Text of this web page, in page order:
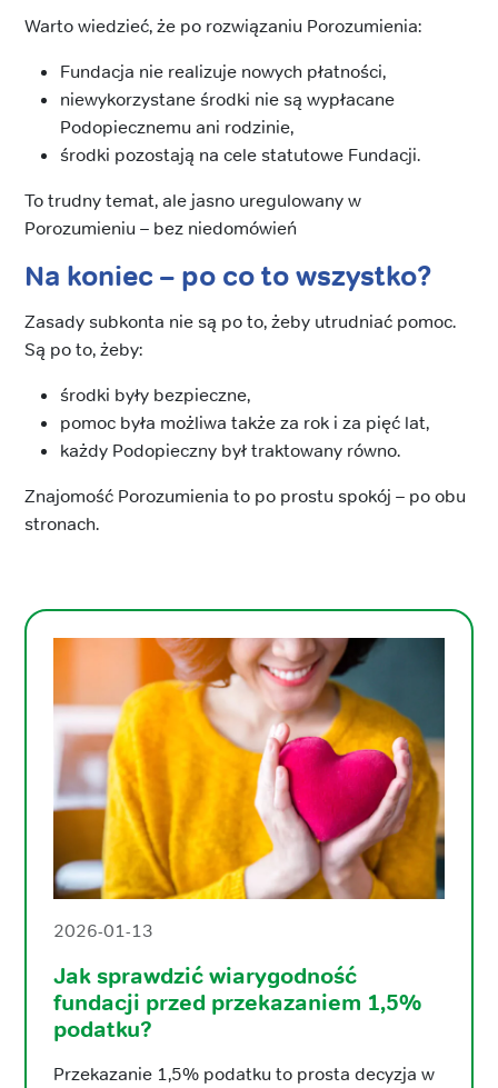
Warto wiedzieć, że po rozwiązaniu Porozumienia:
Fundacja nie realizuje nowych płatności,
niewykorzystane środki nie są wypłacane
Podopiecznemu ani rodzinie,
środki pozostają na cele statutowe Fundacji.
To trudny temat, ale jasno uregulowany w
Porozumieniu – bez niedomówień
Na koniec – po co to wszystko?
Zasady subkonta nie są po to, żeby utrudniać pomoc.
Są po to, żeby:
środki były bezpieczne,
pomoc była możliwa także za rok i za pięć lat,
każdy Podopieczny był traktowany równo.
Znajomość Porozumienia to po prostu spokój – po obu
stronach.
2026-01-13
Jak sprawdzić wiarygodność
fundacji przed przekazaniem 1,5%
podatku?
Przekazanie 1,5% podatku to prosta decyzja w